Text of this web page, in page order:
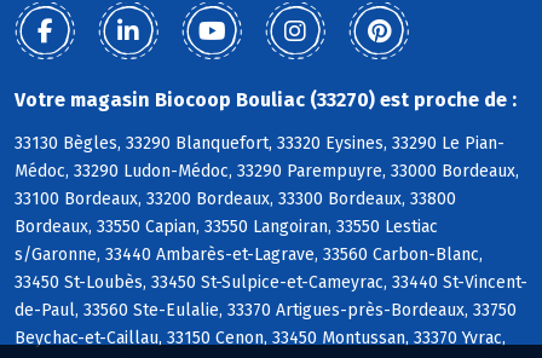
Votre magasin Biocoop Bouliac (33270) est proche de :
33130 Bègles, 33290 Blanquefort, 33320 Eysines, 33290 Le Pian-
Médoc, 33290 Ludon-Médoc, 33290 Parempuyre, 33000 Bordeaux,
33100 Bordeaux, 33200 Bordeaux, 33300 Bordeaux, 33800
Bordeaux, 33550 Capian, 33550 Langoiran, 33550 Lestiac
s/Garonne, 33440 Ambarès-et-Lagrave, 33560 Carbon-Blanc,
33450 St-Loubès, 33450 St-Sulpice-et-Cameyrac, 33440 St-Vincent-
de-Paul, 33560 Ste-Eulalie, 33370 Artigues-près-Bordeaux, 33750
Beychac-et-Caillau, 33150 Cenon, 33450 Montussan, 33370 Yvrac,